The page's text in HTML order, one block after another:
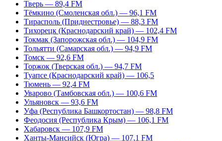
Тверь — 89,4 FM
Тёмкино (Смоленская обл.) — 96,1 FM
Тирасполь (Приднестровье) — 88,3 FM
Тихорецк (Краснодарский край) — 102,4 FM
Токмак (Запорожская обл.) — 104,9 FM
Тольятти (Самарская обл.) — 94,9 FM
Томск — 92,6 FM
Торжок (Тверская обл.) — 94,7 FM
Туапсе (Краснодарский край) — 106,5
Тюмень — 92,4 FM
Уварово (Тамбовская обл.) — 100,6 FM
Ульяновск — 93,6 FM
Уфа (Республика Башкортостан) — 98,8 FM
Феодосия (Республика Крым) — 106,1 FM
Хабаровск — 107,9 FM
Ханты-Мансийск (Югра) — 107,1 FM